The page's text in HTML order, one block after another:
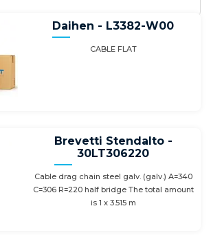
Daihen - L3382-W00
CABLE FLAT
Brevetti Stendalto -
30LT306220
Cable drag chain steel galv. (galv.) A=340
C=306 R=220 half bridge The total amount
is 1 x 3.515 m